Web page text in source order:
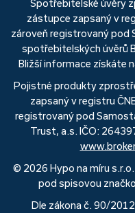
Spotřebitelské úvěry
zástupce zapsaný v
zároveň registrovaný
spotřebitelských úvěrů
Bližší informace získáte
Pojistné produkty
zapsaný v registru
registrovaný pod
Trust, a.s. IČO:
© 2026 Hypo na míru
pod spisovou
Dle zákona č. 90/